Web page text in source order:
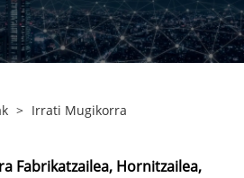
> Irrati Mugikorra
Fabrikatzailea, Hornitzailea,